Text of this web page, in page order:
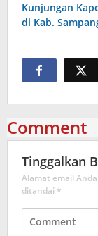
Kunjungan
di Kab.
Comment
Tinggalkan
Alamat email
ditandai *